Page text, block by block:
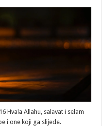
Hvala Allahu, salavat i selam
i one koji ga slijede.